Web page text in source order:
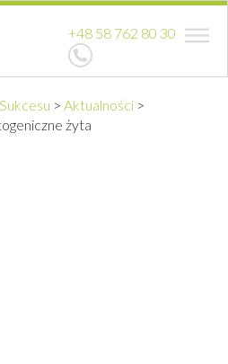
+48 58 762 80 30
> Aktualności >
żyta